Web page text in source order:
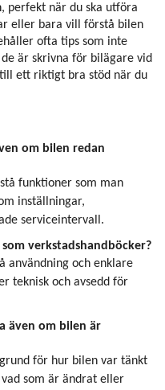
perfekt när du ska utföra
eller bara vill förstå bilen
ofta tips som inte
är skrivna för bilägare vid
ett riktigt bra stöd när du
om bilen redan
funktioner som man
inställningar,
serviceintervall.
verkstadshandböcker?
användning och enklare
teknisk och avsedd för
även om bilen är
för hur bilen var tänkt
som är ändrat eller